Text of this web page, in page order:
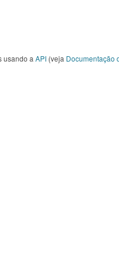
usando a API (veja Documentação